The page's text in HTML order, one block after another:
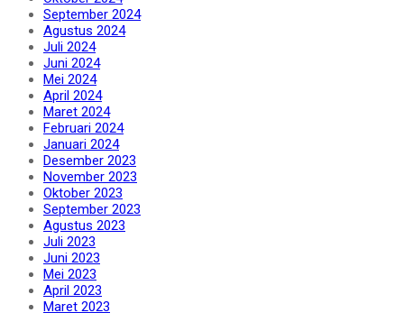
September 2024
Agustus 2024
Juli 2024
Juni 2024
Mei 2024
April 2024
Maret 2024
Februari 2024
Januari 2024
Desember 2023
November 2023
Oktober 2023
September 2023
Agustus 2023
Juli 2023
Juni 2023
Mei 2023
April 2023
Maret 2023